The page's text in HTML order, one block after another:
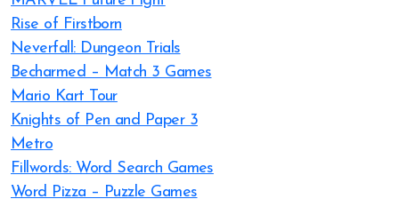
Rise of Firstborn
Neverfall: Dungeon Trials
Becharmed – Match 3 Games
Mario Kart Tour
Knights of Pen and Paper 3
Metro
Fillwords: Word Search Games
Word Pizza – Puzzle Games